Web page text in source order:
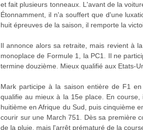
et fait plusieurs tonneaux. L'avant de la
Étonnamment, il n'a souffert que d'une
huit épreuves de la saison, il remporte la
Il annonce alors sa retraite, mais revient à
monoplace de Formule 1, la PC1. Il ne
termine douzième. Mieux qualifié aux Etats-
Mark participe à la saison entière de F1
qualifie au mieux à la 15e place. En
huitième en Afrique du Sud, puis cinquième
courir sur une March 751. Dès sa première
de la pluie, mais l'arrêt prématuré de la